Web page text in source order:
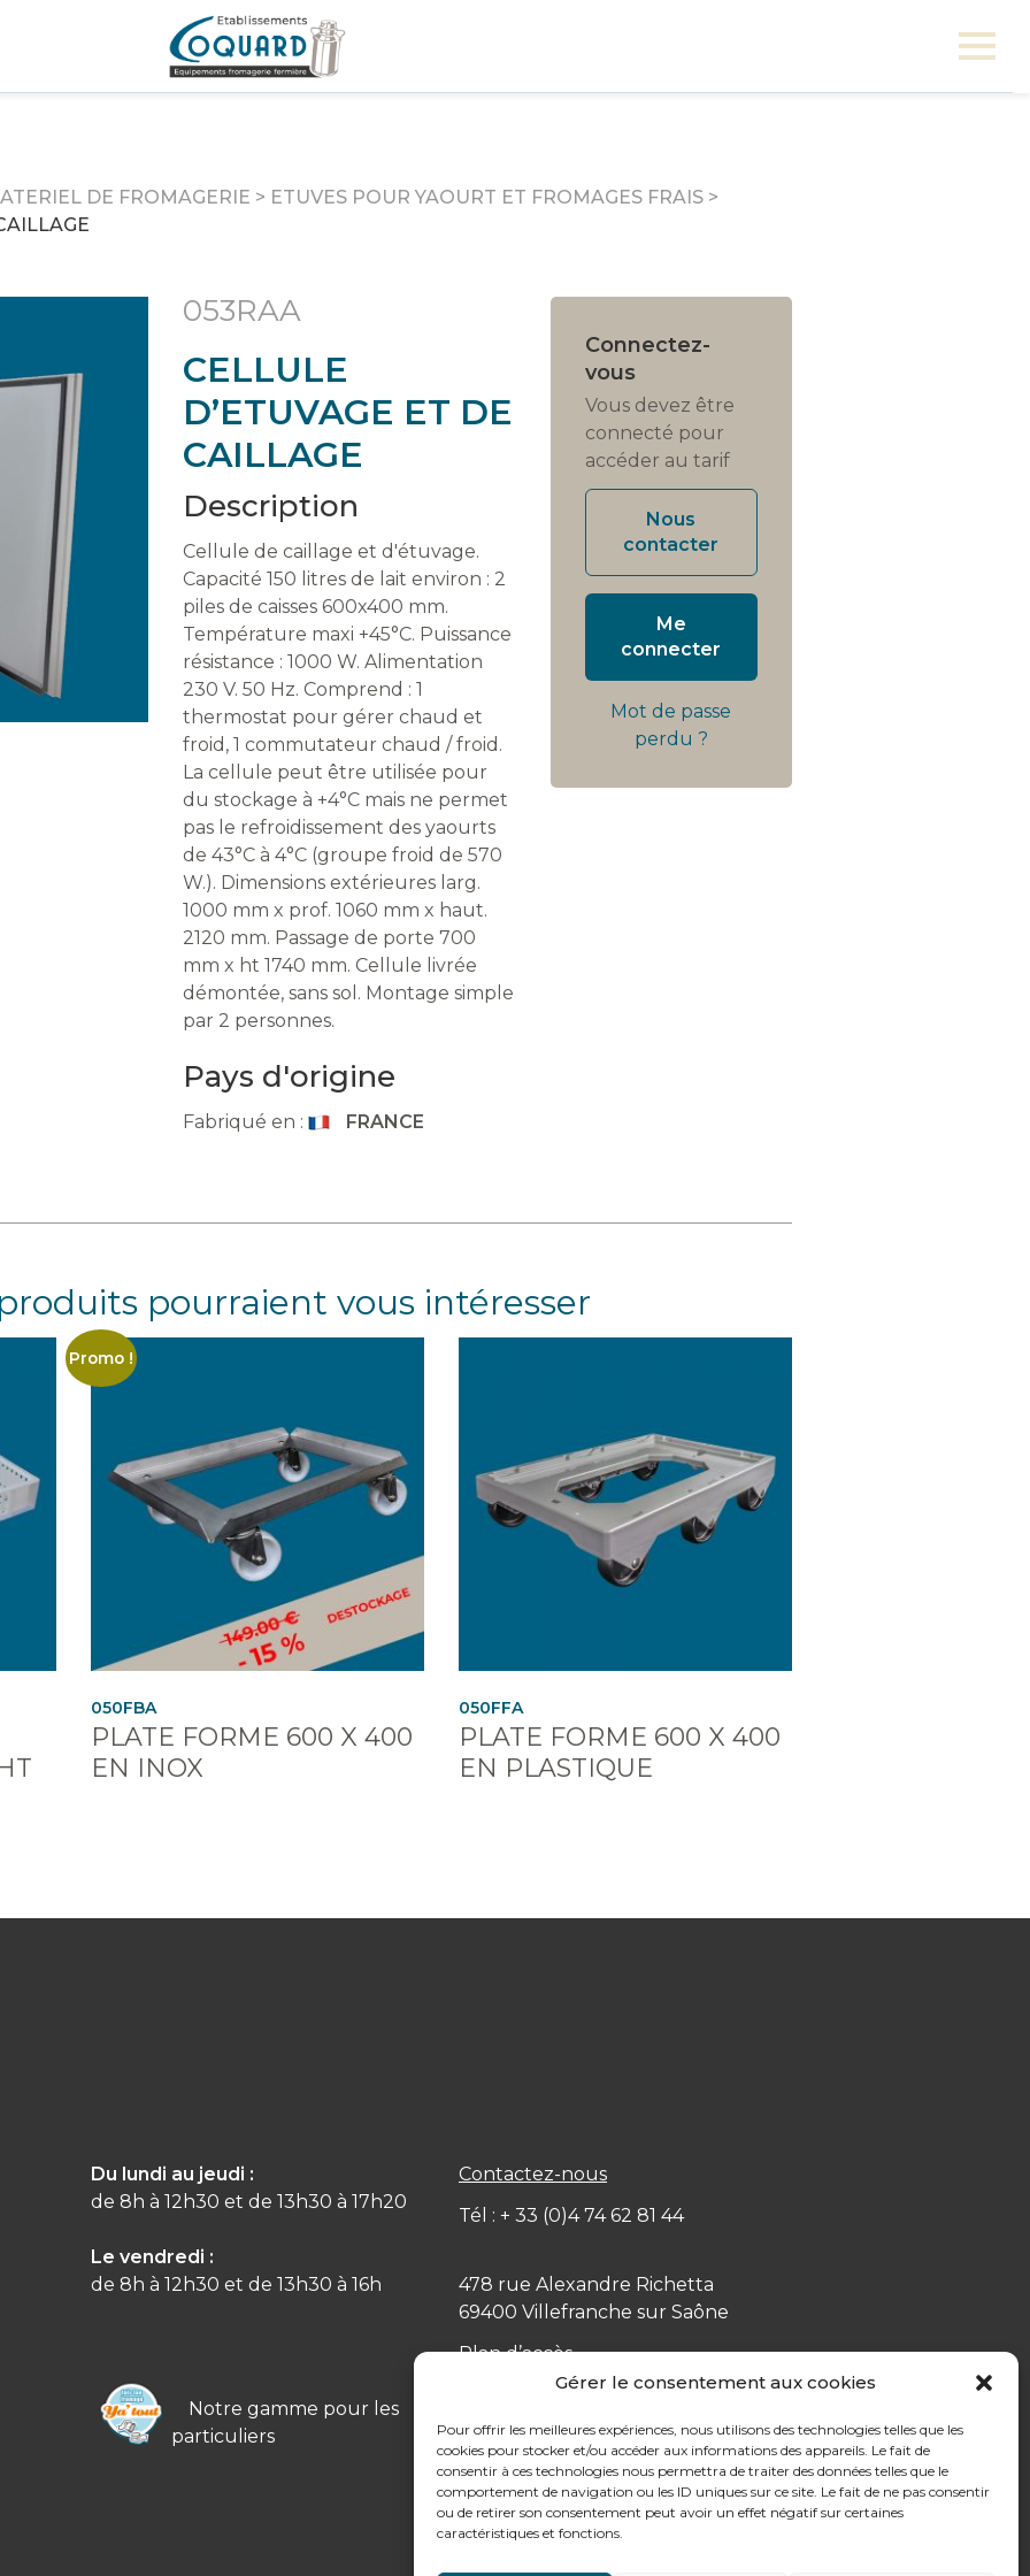
Gérer le consentement aux cookies
Pour offrir les meilleures expériences, nous utilisons des technologies telles que les
cookies pour stocker et/ou accéder aux informations des appareils. Le fait de
consentir à ces technologies nous permettra de traiter des données telles que le
comportement de navigation ou les ID uniques sur ce site. Le fait de ne pas consentir
ou de retirer son consentement peut avoir un effet négatif sur certaines
caractéristiques et fonctions.
DE FROMAGERIE > ETUVES POUR YAOURT ET FROMAGES FRAIS >
053RAA
CELLULE
D’ETUVAGE ET DE
CAILLAGE
Description
Cellule de caillage et d'étuvage.
Capacité 150 litres de lait environ : 2
piles de caisses 600x400 mm.
Température maxi +45°C. Puissance
résistance : 1000 W. Alimentation
230 V. 50 Hz. Comprend : 1
thermostat pour gérer chaud et
froid, 1 commutateur chaud / froid.
La cellule peut être utilisée pour
du stockage à +4°C mais ne permet
pas le refroidissement des yaourts
de 43°C à 4°C (groupe froid de 570
W.). Dimensions extérieures larg.
1000 mm x prof. 1060 mm x haut.
2120 mm. Passage de porte 700
mm x ht 1740 mm. Cellule livrée
démontée, sans sol. Montage simple
par 2 personnes.
Pays d'origine
Fabriqué en : FRANCE
Connectez-
vous
Vous devez être
connecté pour
accéder au tarif
Nous
contacter
Me
connecter
Mot de passe
perdu ?
pourraient vous intéresser
Promo !
050FBA
PLATE FORME 600 X 400
EN INOX
050FFA
PLATE FORME 600 X 400
EN PLASTIQUE
Du lundi au jeudi :
de 8h à 12h30 et de 13h30 à 17h20
Le vendredi :
de 8h à 12h30 et de 13h30 à 16h
Notre gamme pour les
particuliers
Contactez-nous
Tél : + 33 (0)4 74 62 81 44
478 rue Alexandre Richetta
69400 Villefranche sur Saône
Plan d’accès